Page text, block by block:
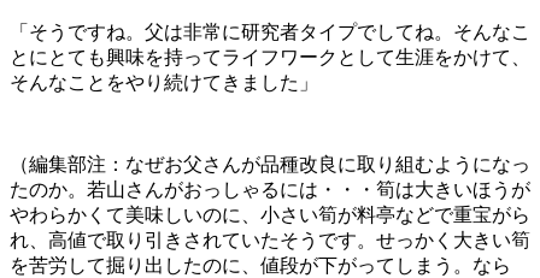
「そうですね。父は非常に研究者タイプでしてね。そんなこ
とにとても興味を持ってライフワークとして生涯をかけて、
そんなことをやり続けてきました」
（編集部注：なぜお父さんが品種改良に取り組むようになっ
たのか。若山さんがおっしゃるには・・・筍は大きいほうが
やわらかくて美味しいのに、小さい筍が料亭などで重宝がら
れ、高値で取り引きされていたそうです。せっかく大きい筍
を苦労して掘り出したのに、値段が下がってしまう。なら